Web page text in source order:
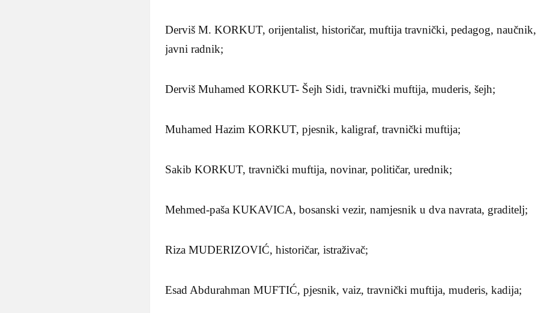
Derviš M. KORKUT, orijentalist, historičar, muftija travnički, pedagog,
javni radnik;
Derviš Muhamed KORKUT- Šejh Sidi, travnički muftija, muderis, šejh;
Muhamed Hazim KORKUT, pjesnik, kaligraf, travnički muftija;
Sakib KORKUT, travnički muftija, novinar, političar, urednik;
Mehmed-paša KUKAVICA, bosanski vezir, namjesnik u dva navrata, graditelj;
Riza MUDERIZOVIĆ, historičar, istraživač;
Esad Abdurahman MUFTIĆ, pjesnik, vaiz, travnički muftija, muderis, kadija;